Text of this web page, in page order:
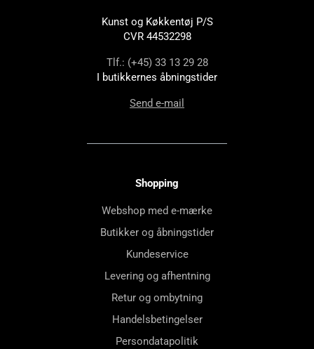
Kunst og Køkkentøj P/S
CVR 44532298
Tlf.: (+45) 33 13 29 28
I butikkernes åbningstider
Send e-mail
Shopping
Webshop med e-mærke
Butikker og åbningstider
Kundeservice
Levering og afhentning
Retur og ombytning
Handelsbetingelser
Persondatapolitik